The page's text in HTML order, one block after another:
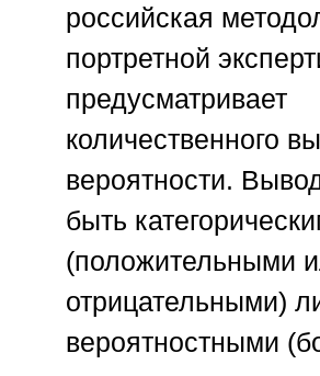
российская
портретной
предусматривает
количественного
вероятности.
быть
(положительными
отрицательными)
вероятностными